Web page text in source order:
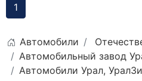
1
Автомобили
Автомобильный завод
Автомобили Урал,